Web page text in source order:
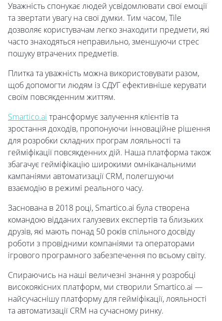
Уважність спонукає людей усвідомлювати свої емоції
та звертати увагу на свої думки. Тим часом, Tile
дозволяє користувачам легко знаходити предмети, які
часто знаходяться неправильно, зменшуючи стрес
пошуку втрачених предметів.
Плитка та уважність можна використовувати разом,
щоб допомогти людям із СДУГ ефективніше керувати
своїм повсякденним життям.
Smartico.ai трансформує залучення клієнтів та
зростання доходів, пропонуючи інноваційне рішення
для розробки складних програм лояльності та
гейміфікації повсякденних дій. Наша платформа також
збагачує гейміфікацію широкими омніканальними
кампаніями автоматизації CRM, полегшуючи
взаємодію в режимі реального часу.
Заснована в 2018 році, Smartico.ai була створена
командою відданих галузевих експертів та близьких
друзів, які мають понад 50 років спільного досвіду
роботи з провідними компаніями та операторами
ігрового програмного забезпечення по всьому світу.
Спираючись на наші величезні знання у розробці
високоякісних платформ, ми створили Smartico.ai —
найсучаснішу платформу для гейміфікації, лояльності
та автоматизації CRM на сучасному ринку.